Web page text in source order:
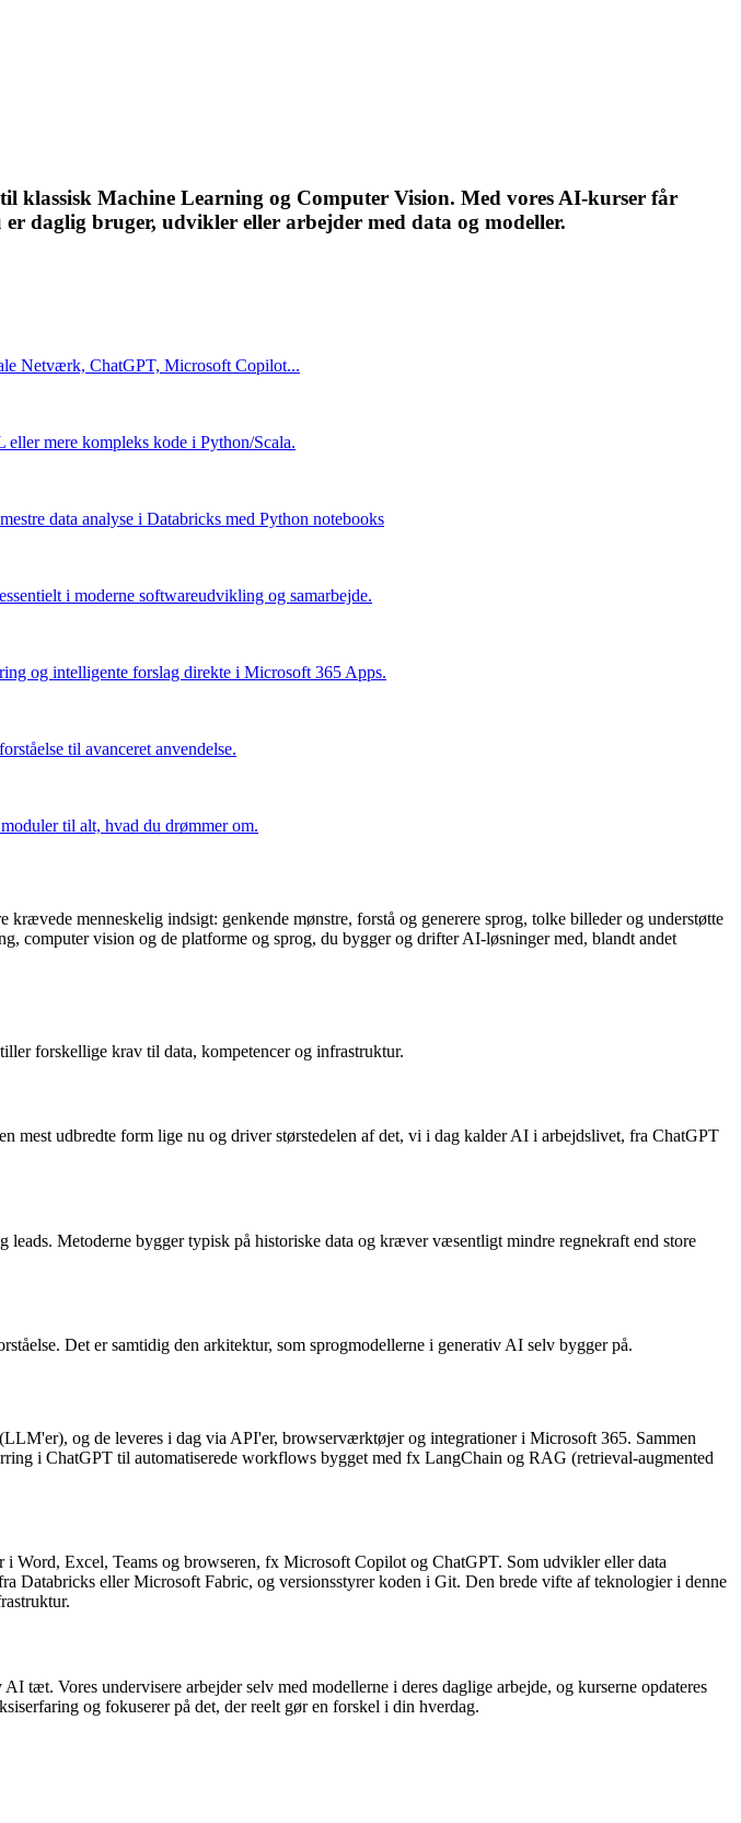
Machine Learning og Computer Vision. Med vores AI-kurser får
daglig bruger, udvikler eller arbejder med data og modeller.
Netværk, ChatGPT, Microsoft Copilot...
mere kompleks kode i Python/Scala.
data analyse i Databricks med Python notebooks
i moderne softwareudvikling og samarbejde.
og intelligente forslag direkte i Microsoft 365 Apps.
til avanceret anvendelse.
til alt, hvad du drømmer om.
menneskelig indsigt: genkende mønstre, forstå og generere sprog, tolke billeder og understøtte
computer vision og de platforme og sprog, du bygger og drifter AI-løsninger med, blandt andet
forskellige krav til data, kompetencer og infrastruktur.
mest udbredte form lige nu og driver størstedelen af det, vi i dag kalder AI i arbejdslivet, fra ChatGPT
Metoderne bygger typisk på historiske data og kræver væsentligt mindre regnekraft end store
Det er samtidig den arkitektur, som sprogmodellerne i generativ AI selv bygger på.
og de leveres i dag via API'er, browserværktøjer og integrationer i Microsoft 365. Sammen
i ChatGPT til automatiserede workflows bygget med fx LangChain og RAG (retrieval-augmented
Excel, Teams og browseren, fx Microsoft Copilot og ChatGPT. Som udvikler eller data
Databricks eller Microsoft Fabric, og versionsstyrer koden i Git. Den brede vifte af teknologier i denne
Vores undervisere arbejder selv med modellerne i deres daglige arbejde, og kurserne opdateres
og fokuserer på det, der reelt gør en forskel i din hverdag.